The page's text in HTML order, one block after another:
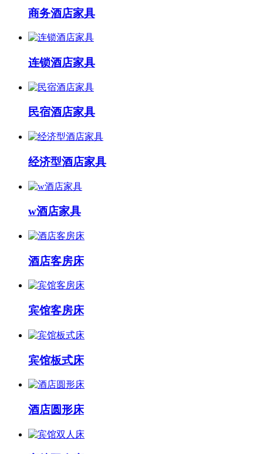
商务酒店家具
连锁酒店家具
民宿酒店家具
经济型酒店家具
w酒店家具
酒店客房床
宾馆客房床
宾馆板式床
酒店圆形床